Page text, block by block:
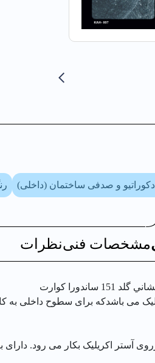
و صدفی ساختمان (داخلی)
مشخصات فنینظرات
كوارت
مى باشدکه براى سطوح داخلى به
آستر اکریلیک بکار مى رود.